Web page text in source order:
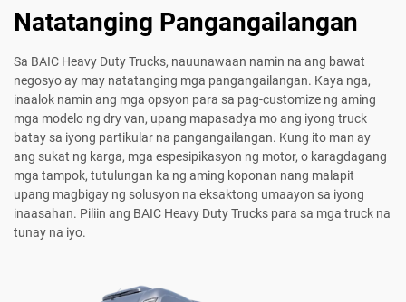
Natatanging Pangangailangan
Sa BAIC Heavy Duty Trucks, nauunawaan namin na ang bawat
negosyo ay may natatanging mga pangangailangan. Kaya nga,
inaalok namin ang mga opsyon para sa pag-customize ng aming
mga modelo ng dry van, upang mapasadya mo ang iyong truck
batay sa iyong partikular na pangangailangan. Kung ito man ay
ang sukat ng karga, mga espesipikasyon ng motor, o karagdagang
mga tampok, tutulungan ka ng aming koponan nang malapit
upang magbigay ng solusyon na eksaktong umaayon sa iyong
inaasahan. Piliin ang BAIC Heavy Duty Trucks para sa mga truck na
tunay na iyo.